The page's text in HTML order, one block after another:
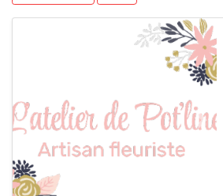
Previous Next